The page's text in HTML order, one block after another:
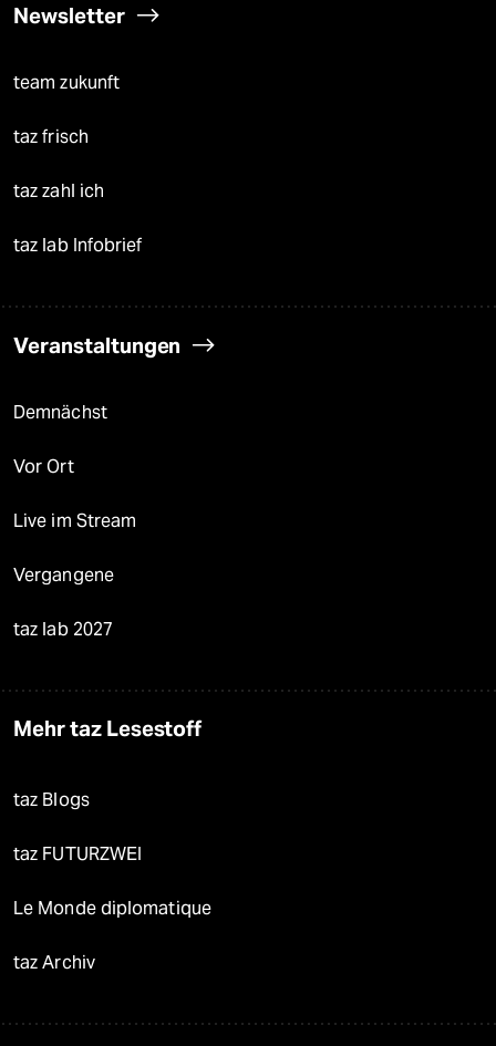
Newsletter
team zukunft
taz frisch
taz zahl ich
taz lab Infobrief
Veranstaltungen
Demnächst
Vor Ort
Live im Stream
Vergangene
taz lab 2027
Mehr taz Lesestoff
taz Blogs
taz FUTURZWEI
Le Monde diplomatique
taz Archiv